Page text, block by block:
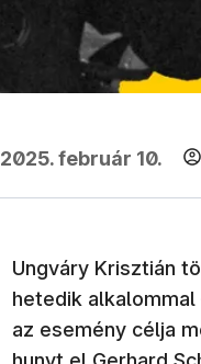
2025. február 10.
Ungváry Krisztián
hetedik alkalommal
az esemény célja